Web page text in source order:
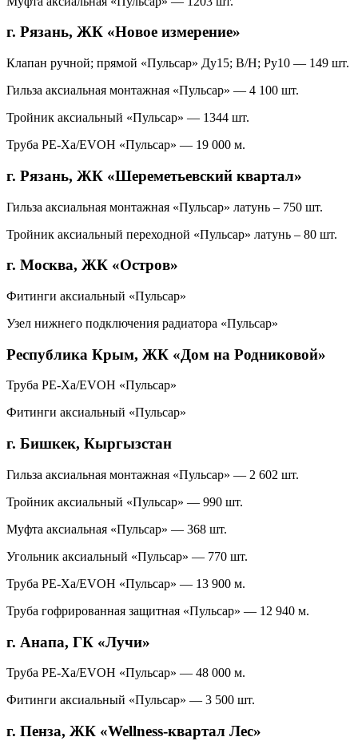
г. Рязань, ЖК «Новое измерение»
Клапан ручной; прямой «Пульсар» Ду15; В/Н; Ру10 — 149 шт.
Гильза аксиальная монтажная «Пульсар» — 4 100 шт.
Тройник аксиальный «Пульсар» — 1344 шт.
Труба PE-Xa/EVOH «Пульсар» — 19 000 м.
г. Рязань, ЖК «Шереметьевский квартал»
Гильза аксиальная монтажная «Пульсар» латунь – 750 шт.
Тройник аксиальный переходной «Пульсар» латунь – 80 шт.
г. Москва, ЖК «Остров»
Фитинги аксиальный «Пульсар»
Узел нижнего подключения радиатора «Пульсар»
Республика Крым, ЖК «Дом на Родниковой»
Труба PE-Xa/EVOH «Пульсар»
Фитинги аксиальный «Пульсар»
г. Бишкек, Кыргызстан
Гильза аксиальная монтажная «Пульсар» — 2 602 шт.
Тройник аксиальный «Пульсар» — 990 шт.
Муфта аксиальная «Пульсар» — 368 шт.
Угольник аксиальный «Пульсар» — 770 шт.
Труба PE-Xa/EVOH «Пульсар» — 13 900 м.
Труба гофрированная защитная «Пульсар» — 12 940 м.
г. Анапа, ГК «Лучи»
Труба PE-Xa/EVOH «Пульсар» — 48 000 м.
Фитинги аксиальный «Пульсар» — 3 500 шт.
г. Пенза, ЖК «Wellness-квартал Лес»